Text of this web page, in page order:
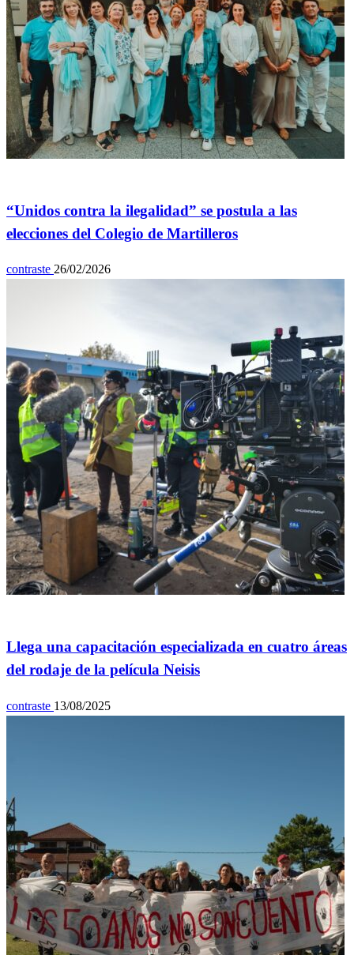
“Unidos contra la ilegalidad” se postula a las
elecciones del Colegio de Martilleros
contraste 26/02/2026
Llega una capacitación especializada en cuatro áreas
del rodaje de la película Neisis
contraste 13/08/2025